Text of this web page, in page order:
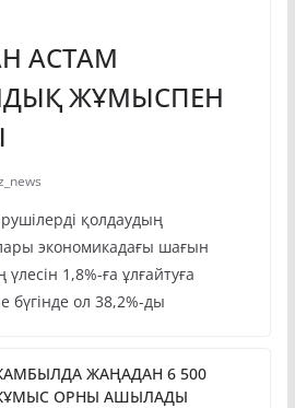
АСТАМ
ЖҰМЫСПЕН
қолдаудың
экономикадағы шағын
1,8%-ға ұлғайтуға
бүгінде ол 38,2%-ды
ЖАҢАДАН 6 500
ОРНЫ АШЫЛАДЫ